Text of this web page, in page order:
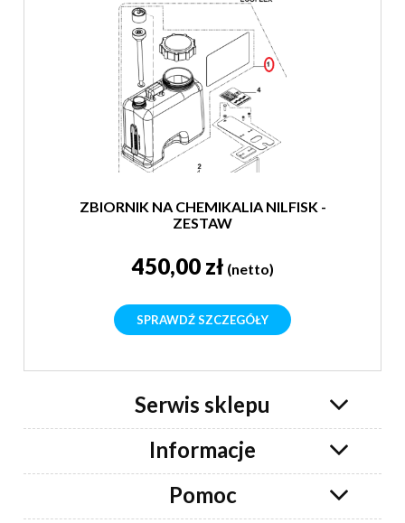
ZBIORNIK NA CHEMIKALIA NILFISK -
ZESTAW
450,00 zł (netto)
SPRAWDŹ SZCZEGÓŁY
Serwis sklepu
Informacje
Pomoc